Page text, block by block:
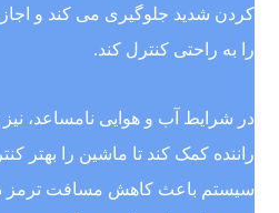
کردن شدید جلوگیری می کند و
را به راحتی کنترل کند.
راننده کمک کند تا ماشین را بهتر
سیستم باعث کاهش مسافت